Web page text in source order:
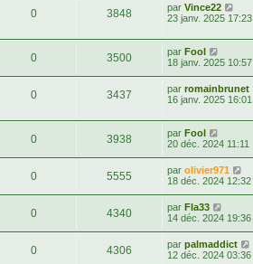
0 3848 par Vince22
23 janv. 2025 17:23
0 3500 par Fool
18 janv. 2025 10:57
0 3437 par romainbrunet
16 janv. 2025 16:01
0 3938 par Fool
20 déc. 2024 11:11
0 5555 par olivier971
18 déc. 2024 12:32
0 4340 par Fla33
14 déc. 2024 19:36
0 4306 par palmaddict
12 déc. 2024 03:36